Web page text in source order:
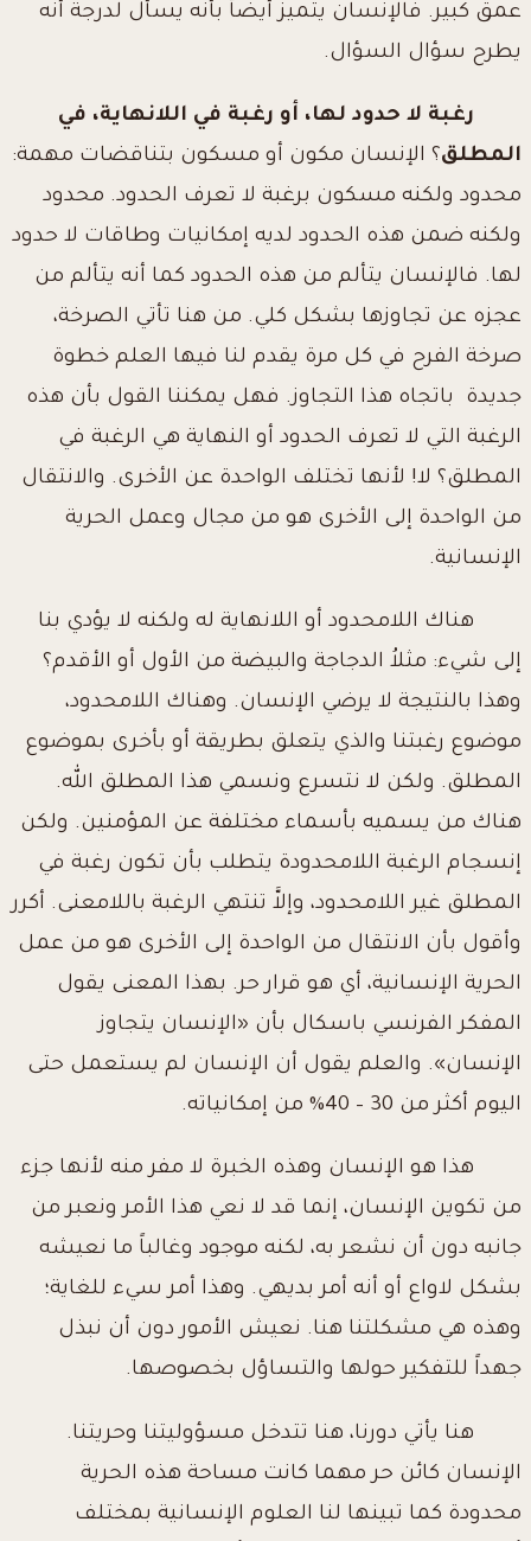
عمق كبير. فالإنسان يتميز أيضاً بأنه يسأل لدرجة أنه
يطرح سؤال السؤال.
رغبة لا حدود لها، أو رغبة في اللانهاية، في
المطلق ؟ الإنسان مكون أو مسكون بتناقضات مهمة:
محدود ولكنه مسكون برغبة لا تعرف الحدود. محدود
ولكنه ضمن هذه الحدود لديه إمكانيات وطاقات لا حدود
لها. فالإنسان يتألم من هذه الحدود كما أنه يتألم من
عجزه عن تجاوزها بشكل كلي. من هنا تأتي الصرخة،
صرخة الفرح في كل مرة يقدم لنا فيها العلم خطوة
جديدة باتجاه هذا التجاوز. فهل يمكننا القول بأن هذه
الرغبة التي لا تعرف الحدود أو النهاية هي الرغبة في
المطلق؟ لا! لأنها تختلف الواحدة عن الأخرى. والانتقال
من الواحدة إلى الأخرى هو من مجال وعمل الحرية
الإنسانية.
هناك اللامحدود أو اللانهاية له ولكنه لا يؤدي بنا
إلى شيء: مثلاُ الدجاجة والبيضة من الأول أو الأقدم؟
وهذا بالنتيجة لا يرضي الإنسان. وهناك اللامحدود،
موضوع رغبتنا والذي يتعلق بطريقة أو بأخرى بموضوع
المطلق. ولكن لا نتسرع ونسمي هذا المطلق الله.
هناك من يسميه بأسماء مختلفة عن المؤمنين. ولكن
إنسجام الرغبة اللامحدودة يتطلب بأن تكون رغبة في
المطلق غير اللامحدود، وإلاَّ تنتهي الرغبة باللامعنى. أكرر
وأقول بأن الانتقال من الواحدة إلى الأخرى هو من عمل
الحرية الإنسانية، أي هو قرار حر. بهذا المعنى يقول
المفكر الفرنسي باسكال بأن «الإنسان يتجاوز
الإنسان». والعلم يقول أن الإنسان لم يستعمل حتى
اليوم أكثر من 30 – 40% من إمكانياته.
هذا هو الإنسان وهذه الخبرة لا مفر منه لأنها جزء
من تكوين الإنسان، إنما قد لا نعي هذا الأمر ونعبر من
جانبه دون أن نشعر به، لكنه موجود وغالباً ما نعيشه
بشكل لاواع أو أنه أمر بديهي. وهذا أمر سيء للغاية؛
وهذه هي مشكلتنا هنا. نعيش الأمور دون أن نبذل
جهداً للتفكير حولها والتساؤل بخصوصها.
هنا يأتي دورنا، هنا تتدخل مسؤوليتنا وحريتنا.
الإنسان كائن حر مهما كانت مساحة هذه الحرية
محدودة كما تبينها لنا العلوم الإنسانية بمختلف